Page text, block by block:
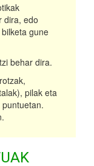
dira, edo
gune
behar dira.
pilak eta